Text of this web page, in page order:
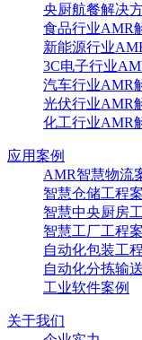
央厨航餐解决
食品行业AMR
新能源行业
3C电子行业
汽车行业AMR
光伏行业AMR
化工行业AMR
应用案例
AMR智慧物流
智慧仓储工程
智慧中央厨房
智慧工厂工程
自动化包装工
自动化分拣输
工业软件案例
关于我们